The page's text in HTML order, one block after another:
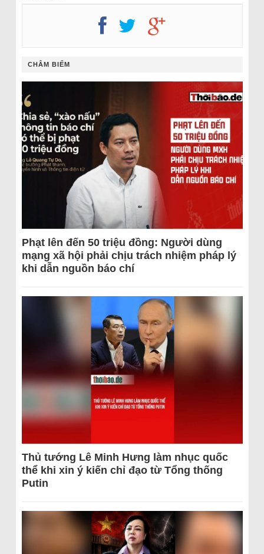
CHÂM BIẾM
Phạt lên đến 50 triệu đồng: Người dùng
mạng xã hội phải chịu trách nhiệm pháp lý
khi dẫn nguồn báo chí
Thủ tướng Lê Minh Hưng làm nhục quốc
thể khi xin ý kiến chỉ đạo từ Tổng thống
Putin